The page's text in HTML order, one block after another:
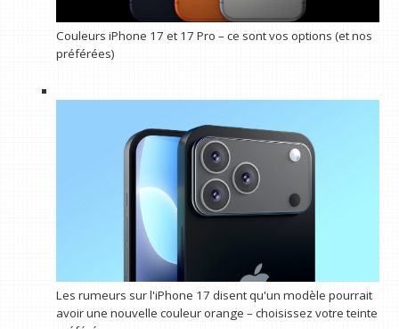
Couleurs iPhone 17 et 17 Pro – ce sont vos options (et nos
préférées)
Les rumeurs sur l'iPhone 17 disent qu'un modèle pourrait
avoir une nouvelle couleur orange – choisissez votre teinte